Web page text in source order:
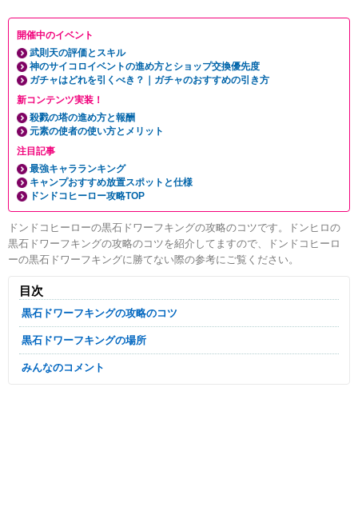
開催中のイベント
武則天の評価とスキル
神のサイコロイベントの進め方とショップ交換優先度
ガチャはどれを引くべき？｜ガチャのおすすめの引き方
新コンテンツ実装！
殺戮の塔の進め方と報酬
元素の使者の使い方とメリット
注目記事
最強キャラランキング
キャンプおすすめ放置スポットと仕様
ドンドコヒーロー攻略TOP
ドンドコヒーローの黒石ドワーフキングの攻略のコツです。ドンヒロの
黒石ドワーフキングの攻略のコツを紹介してますので、ドンドコヒーロ
ーの黒石ドワーフキングに勝てない際の参考にご覧ください。
目次
黒石ドワーフキングの攻略のコツ
黒石ドワーフキングの場所
みんなのコメント